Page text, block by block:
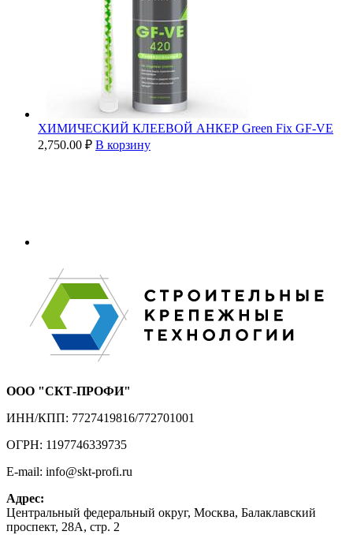
ХИМИЧЕСКИЙ КЛЕЕВОЙ АНКЕР Green Fix GF-VE
2,750.00 ₽ В корзину
ООО "СКТ-ПРОФИ"
ИНН/КПП: 7727419816/772701001
ОГРН: 1197746339735
E-mail: info@skt-profi.ru
Адрес:
Центральный федеральный округ, Москва, Балаклавский
проспект, 28А, стр. 2